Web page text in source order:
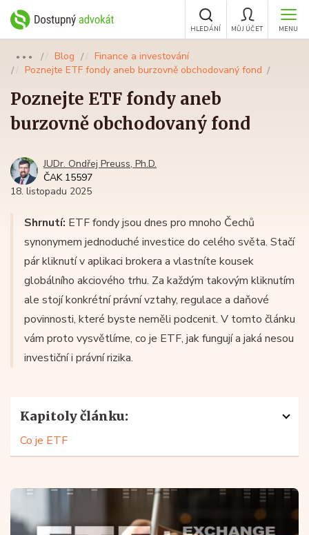
MENU
MŮJ ÚČET
HLEDÁNÍ
●●● Blog
Finance a investování
Poznejte ETF fondy aneb burzovně obchodovaný fond
Poznejte ETF fondy aneb
burzovně obchodovaný fond
JUDr. Ondřej Preuss, Ph.D.
ČAK 15597
18. listopadu 2025
Shrnutí: ETF fondy jsou dnes pro mnoho Čechů
synonymem jednoduché investice do celého světa. Stačí
pár kliknutí v aplikaci brokera a vlastníte kousek
globálního akciového trhu. Za každým takovým kliknutím
ale stojí konkrétní právní vztahy, regulace a daňové
povinnosti, které byste neměli podcenit. V tomto článku
vám proto vysvětlíme, co je ETF, jak fungují a jaká nesou
investiční i právní rizika.
Kapitoly článku:
Co je ETF